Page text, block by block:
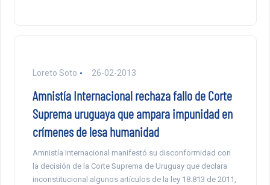
Loreto Soto 26-02-2013
Amnistía Internacional rechaza fallo de Corte
Suprema uruguaya que ampara impunidad en
crímenes de lesa humanidad
Amnistía Internacional manifestó su disconformidad con
la decisión de la Corte Suprema de Uruguay que declara
inconstitucional algunos artículos de la ley 18.813 de 2011,